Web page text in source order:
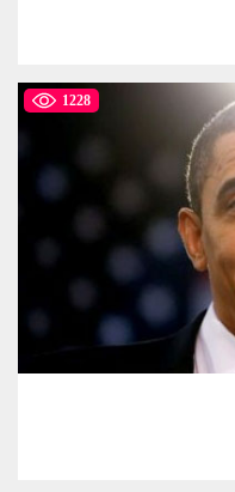
1228